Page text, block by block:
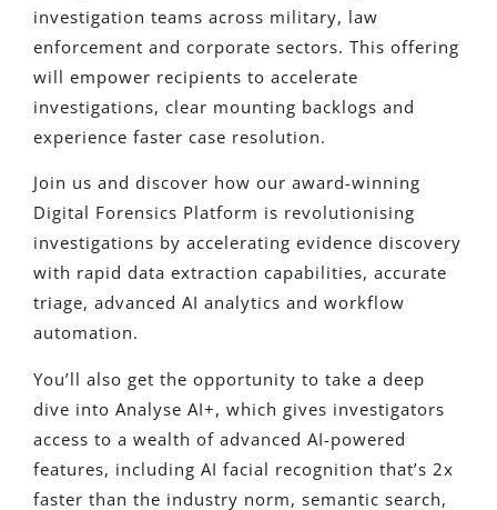
investigation teams across military, law
enforcement and corporate sectors. This offering
will empower recipients to accelerate
investigations, clear mounting backlogs and
experience faster case resolution.
Join us and discover how our award-winning
Digital Forensics Platform is revolutionising
investigations by accelerating evidence discovery
with rapid data extraction capabilities, accurate
triage, advanced AI analytics and workflow
automation.
You’ll also get the opportunity to take a deep
dive into Analyse AI+, which gives investigators
access to a wealth of advanced AI-powered
features, including AI facial recognition that’s 2x
faster than the industry norm, semantic search,